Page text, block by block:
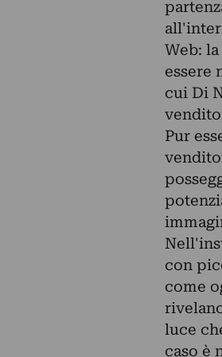
Web:
essere
cui Di
Pur
con
come
luce
caso è